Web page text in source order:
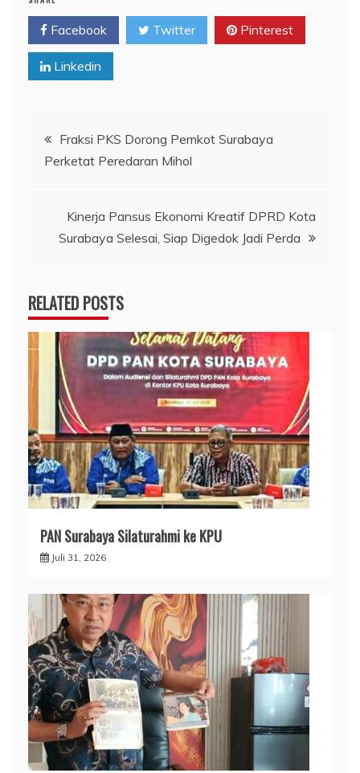
Facebook Twitter Pinterest
Linkedin
Navigasi
pos
Fraksi PKS Dorong Pemkot Surabaya
Perketat Peredaran Mihol
Kinerja Pansus Ekonomi Kreatif DPRD Kota
Surabaya Selesai, Siap Digedok Jadi Perda
RELATED POSTS
PAN Surabaya Silaturahmi ke KPU
Juli 31, 2026